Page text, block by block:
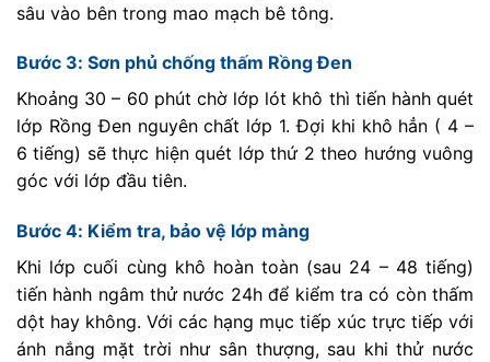
sâu vào bên trong mao mạch bê tông.
Bước 3: Sơn phủ chống thấm Rồng Đen
Khoảng 30 – 60 phút chờ lớp lót khô thì tiến hành quét
lớp Rồng Đen nguyên chất lớp 1. Đợi khi khô hẳn ( 4 –
6 tiếng) sẽ thực hiện quét lớp thứ 2 theo hướng vuông
góc với lớp đầu tiên.
Bước 4: Kiểm tra, bảo vệ lớp màng
Khi lớp cuối cùng khô hoàn toàn (sau 24 – 48 tiếng)
tiến hành ngâm thử nước 24h để kiểm tra có còn thấm
dột hay không. Với các hạng mục tiếp xúc trực tiếp với
ánh nắng mặt trời như sân thượng, sau khi thử nước